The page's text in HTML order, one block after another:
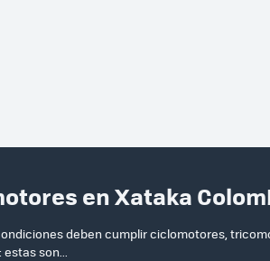
en Xataka
deben cumplir ciclomotores,
son...